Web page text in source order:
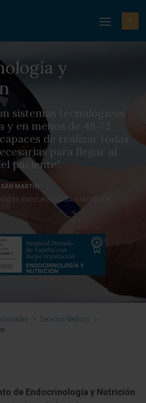
y
sistemas tecnológicos
en menos de 48-72
de realizar todas
para llegar al
paciente".
SAN MARTÍN
DE ENDOCRINOLOGÍA Y NUTRICIÓN
> Servicios Médicos
>
de Endocrinología y Nutrición